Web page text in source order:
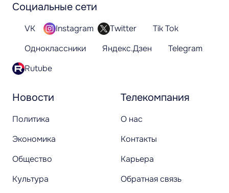
Новости
Политика
Экономика
Общество
Культура
Телекомпания
О нас
Контакты
Карьера
Обратная связь
Социальные сети
VK Instagram Twitter
Tik Tok
Одноклассники
Яндекс.Дзен
Telegram
Rutube